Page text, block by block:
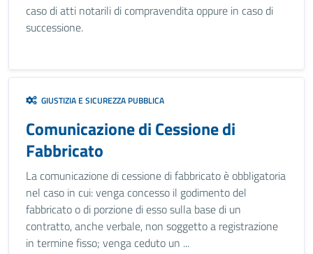
caso di atti notarili di compravendita oppure in caso di
successione.
GIUSTIZIA E SICUREZZA PUBBLICA
Comunicazione di Cessione di
Fabbricato
La comunicazione di cessione di fabbricato è obbligatoria
nel caso in cui: venga concesso il godimento del
fabbricato o di porzione di esso sulla base di un
contratto, anche verbale, non soggetto a registrazione
in termine fisso; venga ceduto un ...